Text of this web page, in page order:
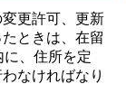
更許可、更新
ときは、在留
、住所を定
なければなり